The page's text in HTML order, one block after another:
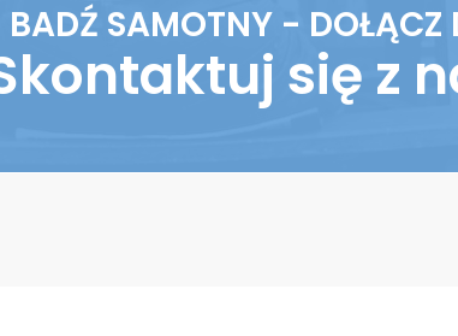
BADŹ SAMOTNY - DOŁĄCZ
się z